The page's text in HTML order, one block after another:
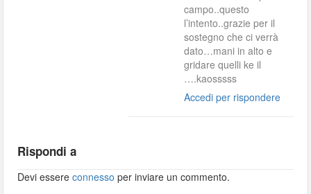
campo..questo
l’intento..grazie per il
sostegno che ci verrà
dato…mani in alto e
gridare quelli ke il
….kaosssss
Accedi per rispondere
Rispondi a
Devi essereconnesso per inviare un commento.